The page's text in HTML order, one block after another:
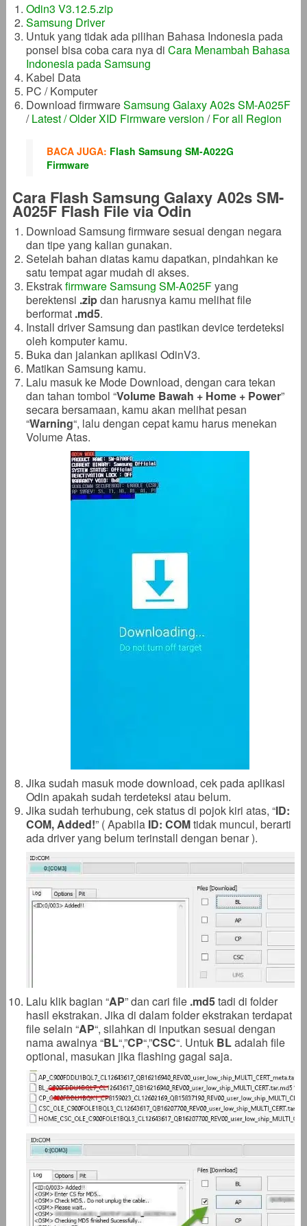
Odin3 V3.12.5.zip
Samsung Driver
Untuk yang tidak ada pilihan Bahasa Indonesia pada
ponsel bisa coba cara nya di Cara Menambah Bahasa
Indonesia pada Samsung
Kabel Data
PC / Komputer
Download firmwareSamsung Galaxy A02s SM-A025F
/Latest / Older XID Firmware version /For all Region
BACA JUGA: Flash Samsung SM-A022G
Firmware
Cara Flash Samsung Galaxy A02s SM-
A025F Flash File via Odin
Download Samsung firmware sesuai dengan negara
dan tipe yang kalian gunakan.
Setelah bahan diatas kamu dapatkan, pindahkan ke
satu tempat agar mudah di akses.
Ekstrakfirmware Samsung SM-A025Fyang
berektensi .zipdan harusnya kamu melihat file
berformat .md5.
Install driver Samsung dan pastikan device terdeteksi
oleh komputer kamu.
Buka dan jalankan aplikasi OdinV3.
Matikan Samsung kamu.
Lalu masuk ke Mode Download, dengan cara tekan
dan tahan tombol “Volume Bawah + Home + Power”
secara bersamaan, kamu akan melihat pesan
“Warning“, lalu dengan cepat kamu harus menekan
Volume Atas.
Jika sudah masuk mode download, cek pada aplikasi
Odin apakah sudah terdeteksi atau belum.
Jika sudah terhubung, cek status di pojok kiri atas, “ID:
COM, Added!” ( ApabilaID: COMtidak muncul, berarti
ada driver yang belum terinstall dengan benar ).
Lalu klik bagian “AP” dan cari file .md5tadi di folder
hasil ekstrakan. Jika di dalam folder ekstrakan terdapat
file selain “AP“, silahkan di inputkan sesuai dengan
nama awalnya “BL“,”CP“,”CSC“. Untuk BLadalah file
optional, masukan jika flashing gagal saja.